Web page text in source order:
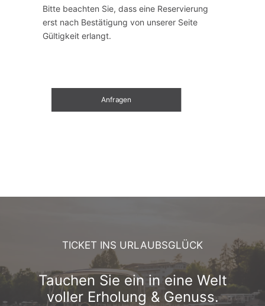
Bitte beachten Sie, dass eine Reservierung
erst nach Bestätigung von unserer Seite
Gültigkeit erlangt.
Anfragen
TICKET INS URLAUBSGLÜCK
Tauchen Sie ein in eine Welt
voller Erholung & Genuss.